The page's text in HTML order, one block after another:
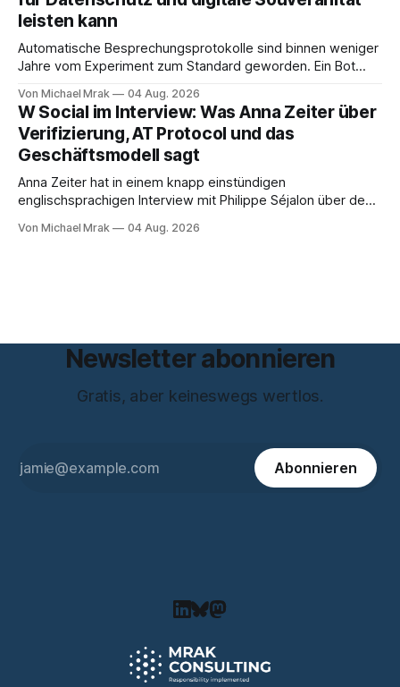
dokumentierte Fälle, um über Belege statt
leisten kann
Automatische Besprechungsprotokolle sind binnen weniger
Jahre vom Experiment zum Standard geworden. Ein Bot
Ende eine Zusammenfassung samt Aufgabenliste. Das
funktioniert gut. Die Frage, die regelmäßig untergeht, lautet:
Wo genau liegt das Audio, wer verarbeitet es und unter
welcher Rechtsgrundlage? Es gibt
Von Michael Mrak 04 Aug. 2026
W Social im Interview: Was Anna Zeiter über
Verifizierung, AT Protocol und das
Geschäftsmodell sagt
Anna Zeiter hat in einem knapp einstündigen
englischsprachigen Interview mit Philippe Séjalon über den
über zehn Jahre Datenschutzbeauftragte bei eBay und hat
Von Michael Mrak 04 Aug. 2026
Newsletter abonnieren
Gratis, aber keineswegs wertlos.
Abonnieren